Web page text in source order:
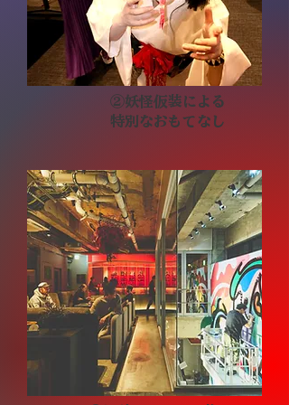
②妖怪仮装による
​特別なおもてなし